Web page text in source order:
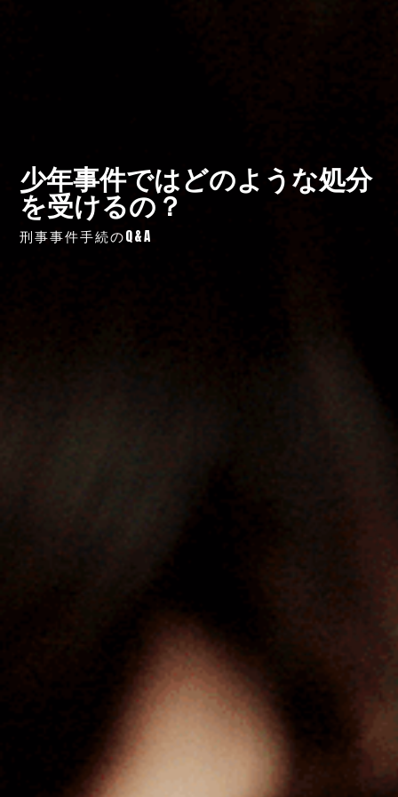
少年事件ではどのような処分
を受けるの？
刑事事件手続のQ&A